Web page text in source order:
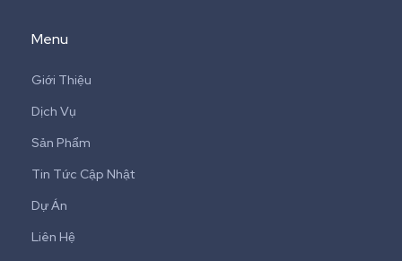
Menu
Giới Thiệu
Dịch Vụ
Sản Phẩm
Tin Tức Cập Nhật
Dự Án
Liên Hệ